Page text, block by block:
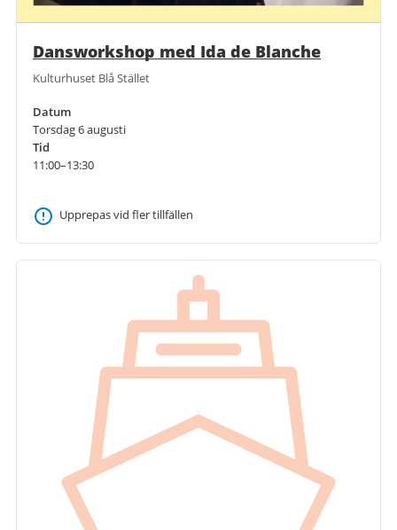
Dansworkshop med Ida de Blanche
Kulturhuset Blå Stället
Datum
Torsdag 6 augusti
Tid
11:00–13:30
Upprepas vid fler tillfällen